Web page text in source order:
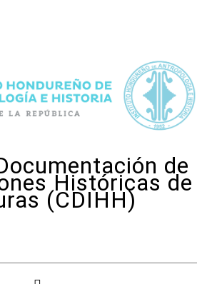
de
Históricas de
(CDIHH)